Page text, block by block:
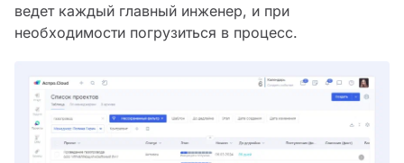
ведет каждый главный инженер, и при
необходимости погрузиться в процесс.